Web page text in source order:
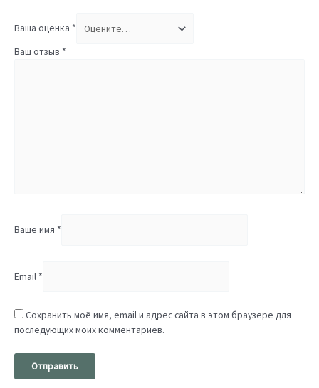
Ваша оценка *
Ваш отзыв *
Ваше имя *
Email *
Сохранить моё имя, email и адрес сайта в этом браузере для
последующих моих комментариев.